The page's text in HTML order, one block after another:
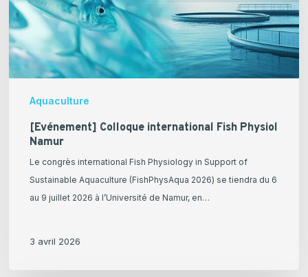
Aquaculture
Physiol
Namur
[Evénement] Colloque international Fish Physiol
Namur
Le congrès international Fish Physiology in Support of
Sustainable Aquaculture (FishPhysAqua 2026) se tiendra du 6
au 9 juillet 2026 à l’Université de Namur, en…
3 avril 2026